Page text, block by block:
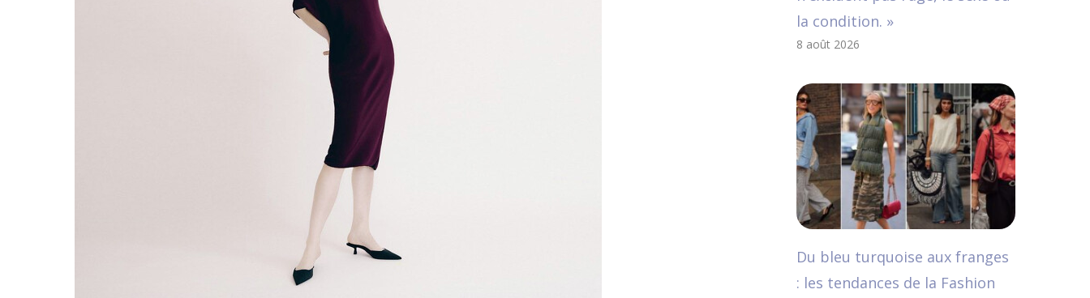
la condition. »
8 août 2026
Du bleu turquoise aux franges
: les tendances de la Fashion